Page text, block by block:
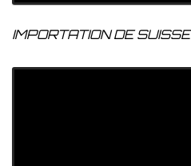
IMPORTATION DE SUISSE